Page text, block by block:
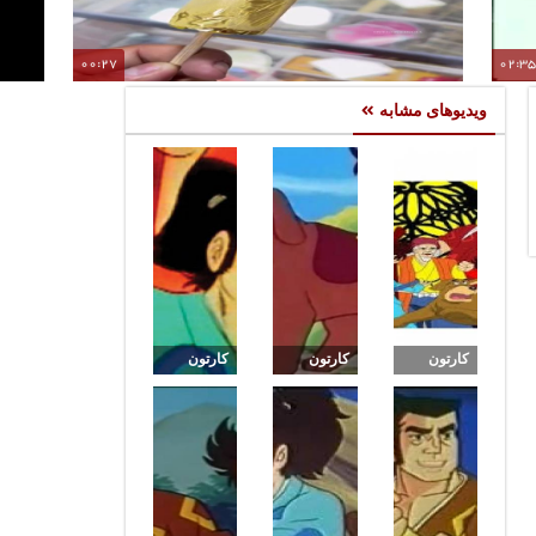
02:35
00:27
تیپ و استایل خاص بستنی‌فروشان طلایی
ویدیوهای مشابه
کارتون
میتی کمان
: قسمت
33
کارتون
میتی کمان
:قسمت
32
کارتون
میتی کمان
:قسمت
31